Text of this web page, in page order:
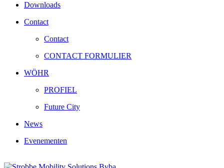
Downloads
Contact
Contact
CONTACT FORMULIER
WÖHR
PROFIEL
Future City
News
Evenementen